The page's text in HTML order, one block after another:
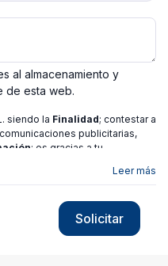
al almacenamiento y
de esta web.
siendo la Finalidad; contestar a
publicitarias,
; es gracias a tu
de Acceso,
de privacidad
Leer más
Solicitar